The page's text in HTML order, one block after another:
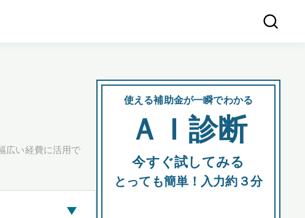
広い経費に活用で
▶
使える補助金が一瞬でわかる
ＡＩ診断
今すぐ試してみる
とっても簡単！入力約３分